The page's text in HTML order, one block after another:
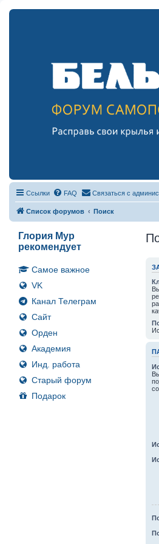
Ссылки FAQ Связаться с
Список форумов Поиск
Глория Мур
рекомендует
Самое важное
VK
Канал Телеграм
Сайт
Орден
Академия
Инд. работа
Старый форум
Подарок